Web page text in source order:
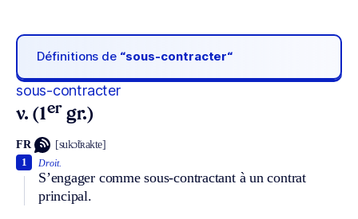
Définitions de “sous-contracter“
sous-contracter
v. (1er gr.)
FR [sukɔ̃tʀakte]
Droit.
S’engager comme sous-contractant à un contrat
principal.
1